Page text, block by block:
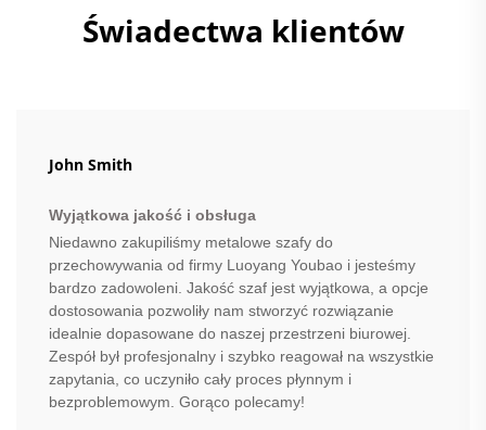
Świadectwa klientów
John Smith
Wyjątkowa jakość i obsługa
Niedawno zakupiliśmy metalowe szafy do
przechowywania od firmy Luoyang Youbao i jesteśmy
bardzo zadowoleni. Jakość szaf jest wyjątkowa, a opcje
dostosowania pozwoliły nam stworzyć rozwiązanie
idealnie dopasowane do naszej przestrzeni biurowej.
Zespół był profesjonalny i szybko reagował na wszystkie
zapytania, co uczyniło cały proces płynnym i
bezproblemowym. Gorąco polecamy!